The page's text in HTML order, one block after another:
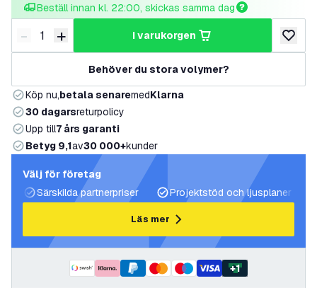
Beställ innan kl. 22:00, skickas samma dag
Minska antal
- Öka antal
+ i varukorgen
lägg
Behöver du stora volymer?
Köp nu,betala senaremedKlarna
30 dagarsreturpolicy
Upp till7 års garanti
Betyg 9,1av30 000+kunder
Välj för företag
Särskilda partnerpriser
Projektstöd och ljusplaner
Läs mer
+1